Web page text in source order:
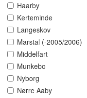
Haarby
Kerteminde
Langeskov
Marstal (-2005/2006)
Middelfart
Munkebo
Nyborg
Nørre Aaby